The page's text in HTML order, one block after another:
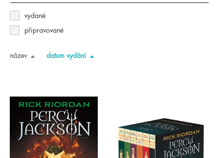
vydané
připravované
název datum vydání